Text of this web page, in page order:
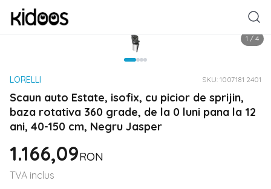
1 / 4
LORELLI SKU: 1007181 2401
Scaun auto Estate, isofix, cu picior de sprijin,
baza rotativa 360 grade, de la 0 luni pana la 12
ani, 40-150 cm, Negru Jasper
1.166,09RON
TVA inclus